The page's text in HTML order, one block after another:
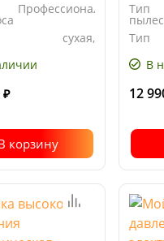
Профессиональный
сухая,
влажная
₽
корзину
Тип
Тип
В
12